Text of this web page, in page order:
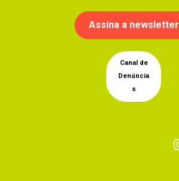
Assina a newsletter
Canal de
Denúncia
s